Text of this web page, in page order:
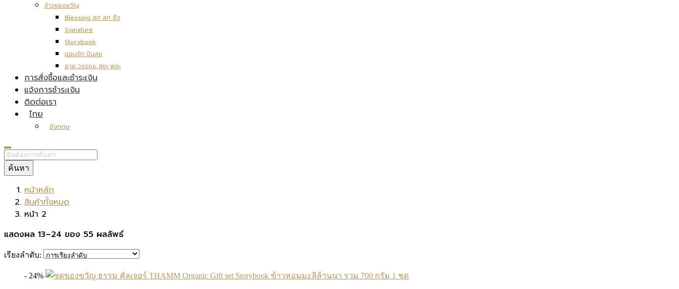
ข้าวของขวัญ
Blessing ฮก ลก ซิ่ว
Signature
Storybook
มอบรัก ปันสุข
อายุ วรรณะ สุขะ พละ
การสั่งซื้อและชำระเงิน
แจ้งการชำระเงิน
ติดต่อเรา
ไทย
อังกฤษ
ค้นหา
หน้าหลัก
สินค้าทั้งหมด
หน้า 2
แสดงผล 13–24 ของ 55 ผลลัพธ์
เรียงลำดับ:
- 24%